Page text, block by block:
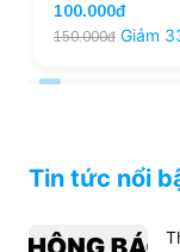
100.000đ
150.000đ Giảm
Tin tức nổi